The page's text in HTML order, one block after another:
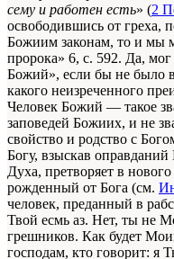
сему и работен есть» (2
освободившись от греха,
Божиим законам, то и мы
пророка» 6, с. 592. Да, мог
Божий», если бы не было в
какого неизреченного
Человек Божий — такое
заповедей Божиих, и не
свойство и родство с
Богу, взыскав
Духа, претворяет в
рожденный от Бога (см.
человек, преданный в
Твой есмь аз. Нет, ты не
грешников. Как будет
господам, кто говорит: я